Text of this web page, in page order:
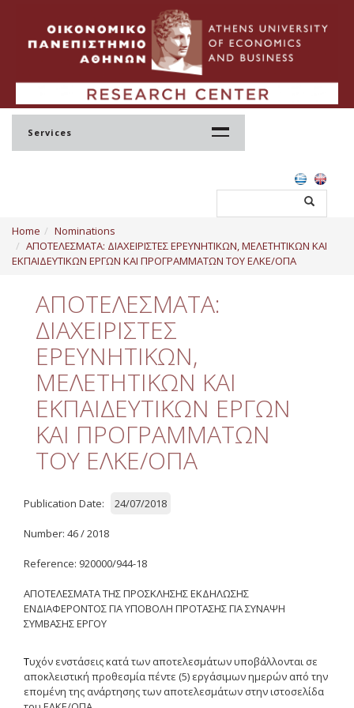
Services
Profile
Regulation
Administration
Staff
Quality
ETHICS
Useful Links
Management
Meetings
Management Guide
Οδηγός Διαχείρισης
Δημοσιότητα
Δημοσιότητα Έργων
Ε.Σ.Π.Α. (2007-2013)
Home
Nominations
ΑΠΟΤΕΛΕΣΜΑΤΑ: ΔΙΑΧΕΙΡΙΣΤΕΣ ΕΡΕΥΝΗΤΙΚΩΝ, ΜΕΛΕΤΗΤΙΚΩΝ ΚΑΙ
ΕΚΠΑΙΔΕΥΤΙΚΩΝ ΕΡΓΩΝ ΚΑΙ ΠΡΟΓΡΑΜΜΑΤΩΝ ΤΟΥ ΕΛΚΕ/ΟΠΑ
ΑΠΟΤΕΛΕΣΜΑΤΑ:
ΔΙΑΧΕΙΡΙΣΤΕΣ
ΕΡΕΥΝΗΤΙΚΩΝ,
ΜΕΛΕΤΗΤΙΚΩΝ ΚΑΙ
ΕΚΠΑΙΔΕΥΤΙΚΩΝ ΕΡΓΩΝ
ΚΑΙ ΠΡΟΓΡΑΜΜΑΤΩΝ
ΤΟΥ ΕΛΚΕ/ΟΠΑ
Publication Date: 24/07/2018
Number: 46 / 2018
Reference: 920000/944-18
ΑΠΟΤΕΛΕΣΜΑΤΑ ΤΗΣ ΠΡΟΣΚΛΗΣΗΣ ΕΚΔΗΛΩΣΗΣ
ΕΝΔΙΑΦΕΡΟΝΤΟΣ ΓΙΑ ΥΠΟΒΟΛΗ ΠΡΟΤΑΣΗΣ ΓΙΑ ΣΥΝΑΨΗ
ΣΥΜΒΑΣΗΣ ΕΡΓΟΥ
Τυχόν ενστάσεις κατά των αποτελεσμάτων υποβάλλονται σε
αποκλειστική προθεσμία πέντε (5) εργάσιμων ημερών από την
επομένη της ανάρτησης των αποτελεσμάτων στην ιστοσελίδα